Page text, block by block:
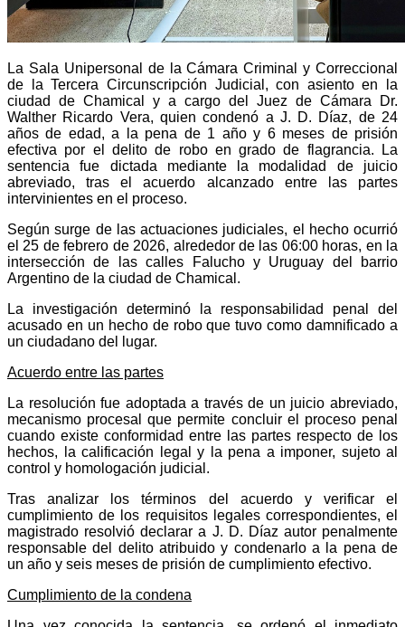
La Sala Unipersonal de la Cámara Criminal y Correccional
de la Tercera Circunscripción Judicial, con asiento en la
ciudad de Chamical y a cargo del Juez de Cámara Dr.
Walther Ricardo Vera, quien condenó a J. D. Díaz, de 24
años de edad, a la pena de 1 año y 6 meses de prisión
efectiva por el delito de robo en grado de flagrancia. La
sentencia fue dictada mediante la modalidad de juicio
abreviado, tras el acuerdo alcanzado entre las partes
intervinientes en el proceso.
Según surge de las actuaciones judiciales, el hecho ocurrió
el 25 de febrero de 2026, alrededor de las 06:00 horas, en la
intersección de las calles Falucho y Uruguay del barrio
Argentino de la ciudad de Chamical.
La investigación determinó la responsabilidad penal del
acusado en un hecho de robo que tuvo como damnificado a
un ciudadano del lugar.
Acuerdo entre las partes
La resolución fue adoptada a través de un juicio abreviado,
mecanismo procesal que permite concluir el proceso penal
cuando existe conformidad entre las partes respecto de los
hechos, la calificación legal y la pena a imponer, sujeto al
control y homologación judicial.
Tras analizar los términos del acuerdo y verificar el
cumplimiento de los requisitos legales correspondientes, el
magistrado resolvió declarar a J. D. Díaz autor penalmente
responsable del delito atribuido y condenarlo a la pena de
un año y seis meses de prisión de cumplimiento efectivo.
Cumplimiento de la condena